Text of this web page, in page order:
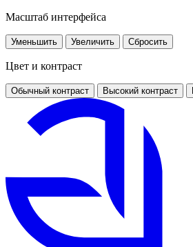
Масштаб интерфейса
Уменьшить Увеличить Сбросить
Цвет и контраст
Обычный контраст Высокий контраст